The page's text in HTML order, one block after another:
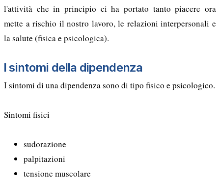
l'attività che in principio ci ha portato tanto piacere ora
mette a rischio il nostro lavoro, le relazioni interpersonali e
la salute (fisica e psicologica).
I sintomi della dipendenza
I sintomi di una dipendenza sono di tipo fisico e psicologico.
Sintomi fisici
sudorazione
palpitazioni
tensione muscolare